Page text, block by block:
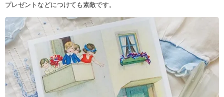
プレゼントなどにつけても素敵です。